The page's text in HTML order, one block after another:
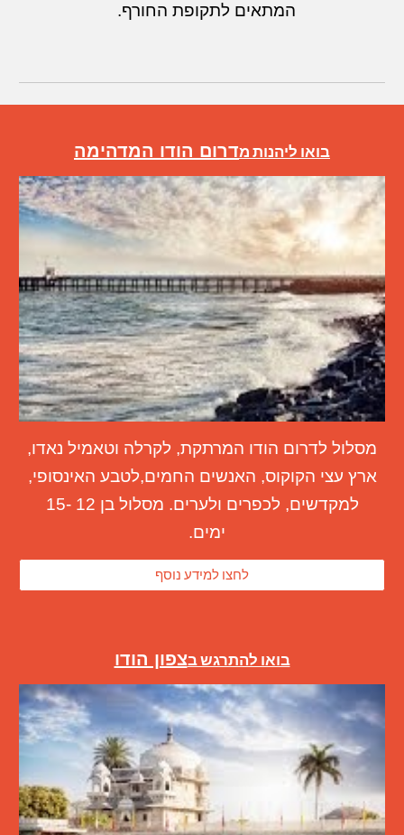
המתאים לתקופת החורף.
בואו ליהנות מדרום הודו המדהימה
מסלול לדרום הודו המרתקת, לקרלה וטאמיל נאדו,
ארץ עצי הקוקוס, האנשים החמים,לטבע האינסופי,
למקדשים, לכפרים ולערים. מסלול בן 1 2
-1
5
ימים.
לחצו למידע נוסף
בואו להתרגש בצפון הודו